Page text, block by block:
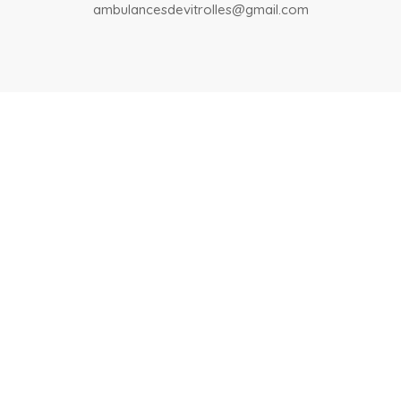
ambulancesdevitrolles@gmail.com